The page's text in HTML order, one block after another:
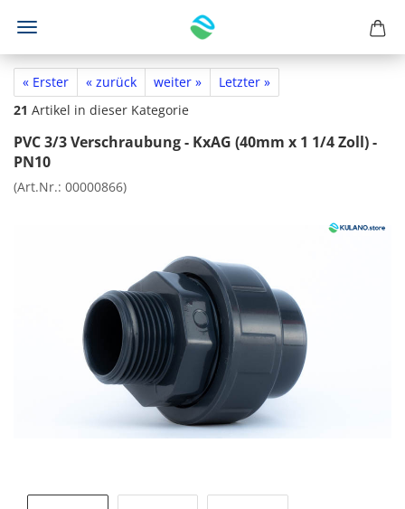
« Erster « zurück weiter »
Letzter »
21 Artikel in dieser Kategorie
PVC 3/3 Verschraubung - KxAG (40mm x 1 1/4 Zoll) -
PN10
(Art.Nr.: 00000866)